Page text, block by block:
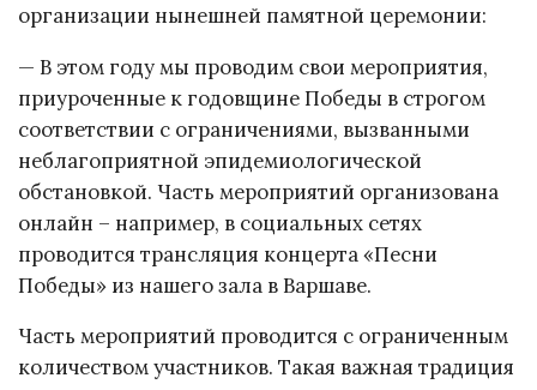
организации нынешней памятной церемонии:
— В этом году мы проводим свои мероприятия,
приуроченные к годовщине Победы в строгом
соответствии с ограничениями, вызванными
неблагоприятной эпидемиологической
обстановкой. Часть мероприятий организована
онлайн – например, в социальных сетях
проводится трансляция концерта «Песни
Победы» из нашего зала в Варшаве.
Часть мероприятий проводится с ограниченным
количеством участников. Такая важная традиция